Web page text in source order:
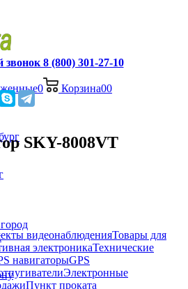
0 Корзина00
8 (800) 301-27-10
SKY-8008VT
видеонаблюденияТовары для
электроникаТехнические
навигаторыGPS
Электронные
Пункт проката